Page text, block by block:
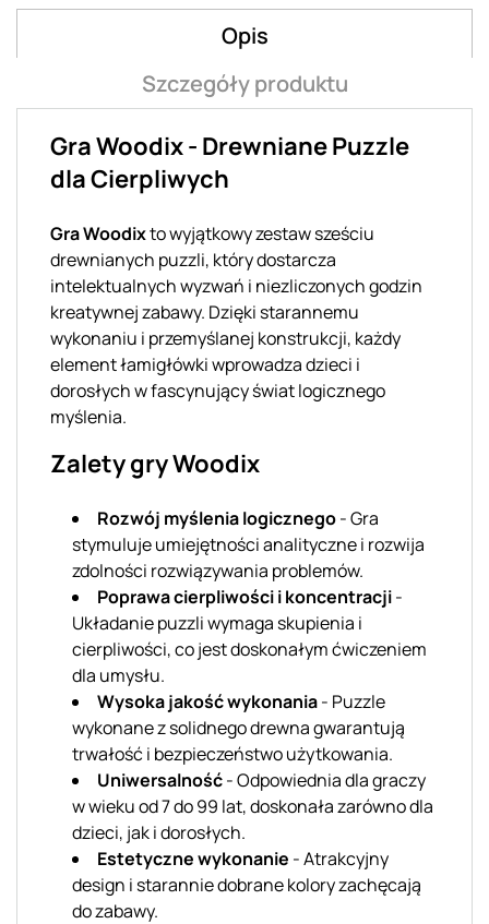
Opis
Szczegóły produktu
Gra Woodix - Drewniane Puzzle
dla Cierpliwych
Gra Woodixto wyjątkowy zestaw sześciu
drewnianych puzzli, który dostarcza
intelektualnych wyzwań i niezliczonych godzin
kreatywnej zabawy. Dzięki starannemu
wykonaniu i przemyślanej konstrukcji, każdy
element łamigłówki wprowadza dzieci i
dorosłych w fascynujący świat logicznego
myślenia.
Zalety gry Woodix
Rozwój myślenia logicznego- Gra
stymuluje umiejętności analityczne i rozwija
zdolności rozwiązywania problemów.
Poprawa cierpliwości i koncentracji-
Układanie puzzli wymaga skupienia i
cierpliwości, co jest doskonałym ćwiczeniem
dla umysłu.
Wysoka jakość wykonania- Puzzle
wykonane z solidnego drewna gwarantują
trwałość i bezpieczeństwo użytkowania.
Uniwersalność- Odpowiednia dla graczy
w wieku od 7 do 99 lat, doskonała zarówno dla
dzieci, jak i dorosłych.
Estetyczne wykonanie - Atrakcyjny
design i starannie dobrane kolory zachęcają
do zabawy.